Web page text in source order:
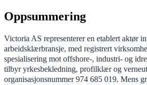
Oppsummering
Victoria AS representerer en etablert aktør
arbeidsklærbransje, med registrert
spesialisering mot offshore-, industri- og
tilbyr yrkesbekledning, profilklær og
organisasjonsnummer 974 685 019. Mens